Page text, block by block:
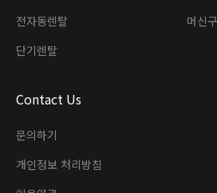
전자동렌탈
단기렌탈
머신
Contact Us
문의하기
개인정보 처리방침